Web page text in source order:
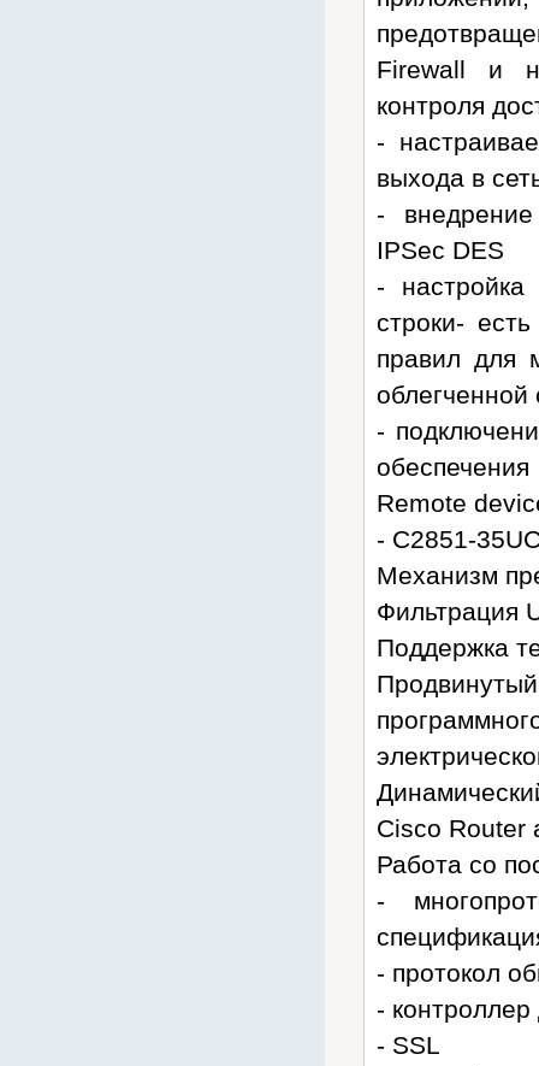
Firewall и
контроля
-
выхода в
-
IPSec DES
-
строки-
правил для
облегченной
-
Remote
- C2851-
Механизм
Фильтрация
Поддержка
Cisco Router
Работа со
-
- протокол
- контроллер
- SSL